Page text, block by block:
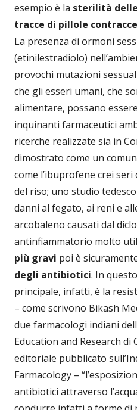
esempio è la sterilità
tracce di pillole
La presenza di ormoni
(etinilestradiolo)
provochi mutazioni
che gli esseri umani, che
alimentare, possano
inquinanti farmaceutici
ricerche realizzate sia in
dimostrato come un
come l’ibuprofene crei
del riso; uno studio
danni al fegato, ai reni e
arcobaleno causati dal
antinfiammatorio molto
più gravi poi è
degli antibiotici. In
principale, infatti, è la
– come scrivono Bikash
due farmacologi indiani
Education and Research di
editoriale pubblicato
Farmacology –
antibiotici attraverso